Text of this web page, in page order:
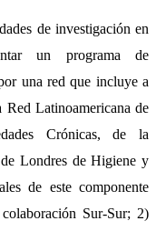
de investigación en
un programa de
una red que incluye a
Latinoamericana de
Crónicas, de la
Londres de Higiene y
de este componente
Sur-Sur; 2)